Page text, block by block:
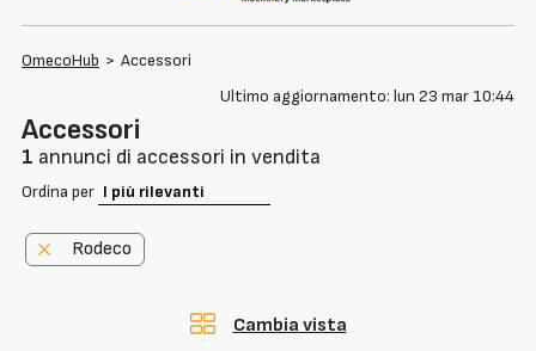
OmecoHub > Accessori
Ultimo aggiornamento: lun 23 mar 10:44
Accessori
1 annunci di accessori in vendita
Ordina per
Rodeco
Cambia vista